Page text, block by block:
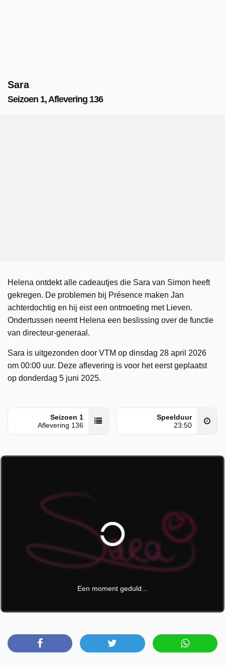
Sara
Seizoen 1, Aflevering 136
Helena ontdekt alle cadeautjes die Sara van Simon heeft
gekregen. De problemen bij Présence maken Jan
achterdochtig en hij eist een ontmoeting met Lieven.
Ondertussen neemt Helena een beslissing over de functie
van directeur-generaal.
Sara is uitgezonden door VTM op dinsdag 28 april 2026
om 00:00 uur. Deze aflevering is voor het eerst geplaatst
op donderdag 5 juni 2025.
Seizoen 1
Aflevering 136
Speelduur
23:50
Een moment geduld...